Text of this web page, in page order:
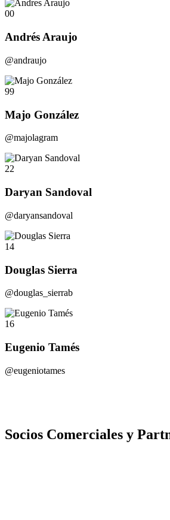
00
Andrés Araujo
@andraujo
99
Majo González
@majolagram
22
Daryan Sandoval
@daryansandoval
14
Douglas Sierra
@douglas_sierrab
16
Eugenio Tamés
@eugeniotames
Socios Comerciales y